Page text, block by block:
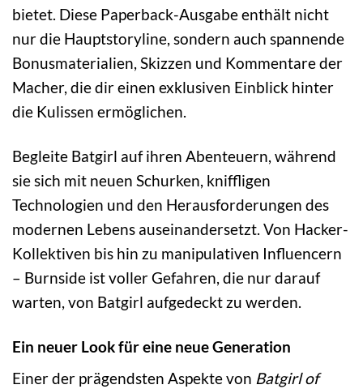
bietet. Diese Paperback-Ausgabe enthält nicht
nur die Hauptstoryline, sondern auch spannende
Bonusmaterialien, Skizzen und Kommentare der
Macher, die dir einen exklusiven Einblick hinter
die Kulissen ermöglichen.
Begleite Batgirl auf ihren Abenteuern, während
sie sich mit neuen Schurken, kniffligen
Technologien und den Herausforderungen des
modernen Lebens auseinandersetzt. Von Hacker-
Kollektiven bis hin zu manipulativen Influencern
– Burnside ist voller Gefahren, die nur darauf
warten, von Batgirl aufgedeckt zu werden.
Ein neuer Look für eine neue Generation
Einer der prägendsten Aspekte von Batgirl of